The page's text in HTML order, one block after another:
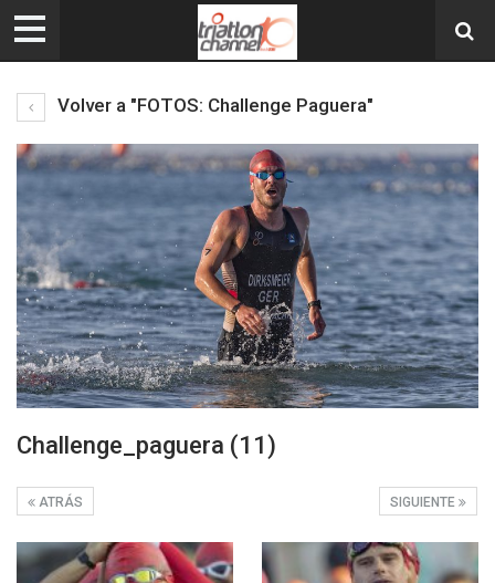
Volver a "FOTOS: Challenge Paguera"
Challenge_paguera (11)
SIGUIENTE
ATRÁS